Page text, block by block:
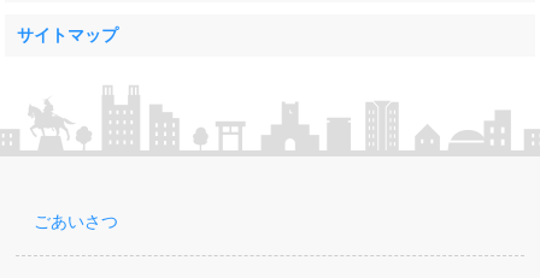
サイトマップ
ごあいさつ